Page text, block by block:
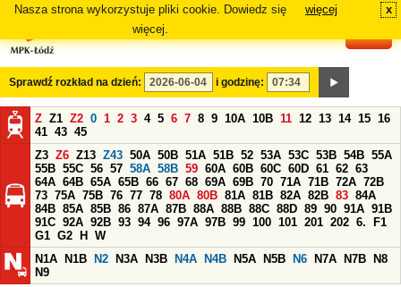
Nasza strona wykorzystuje pliki cookie. Dowiedz się
więcej.
więcej x
Sprawdź rozkład na dzień: i godzinę:
Z Z1 Z2 0 1 2 3 4 5 6 7 8 9 10A 10B 11 12 13 14 15 16
41 43 45
Z3 Z6 Z13 Z43 50A 50B 51A 51B 52 53A 53C 53B 54B 55A
55B 55C 56 57 58A 58B 59 60A 60B 60C 60D 61 62 63
64A 64B 65A 65B 66 67 68 69A 69B 70 71A 71B 72A 72B
73 75A 75B 76 77 78 80A 80B 81A 81B 82A 82B 83 84A
84B 85A 85B 86 87A 87B 88A 88B 88C 88D 89 90 91A 91B
91C 92A 92B 93 94 96 97A 97B 99 100 101 201 202 6.
F1
G1 G2 H
W
N1A
N1B N2 N3A N3B N4A N4B N5A N5B N6 N7A N7B
N8
N9